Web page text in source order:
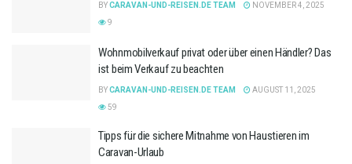
BYCARAVAN-UND-REISEN.DE TEAM
NOVEMBER 4, 2025
9
Wohnmobilverkauf privat oder über einen Händler? Das
ist beim Verkauf zu beachten
BYCARAVAN-UND-REISEN.DE TEAM
AUGUST 11, 2025
59
Tipps für die sichere Mitnahme von Haustieren im
Caravan-Urlaub